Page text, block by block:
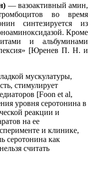
— вазоактивный амин,
во время
синтезируется из
Кроме
и альбуминами
[Юренев П. Н. и
мускулатуры,
стимулирует
[Foon et al,
уровня серотонина в
реакции и
на ее
и клинике,
серотонина как
считать